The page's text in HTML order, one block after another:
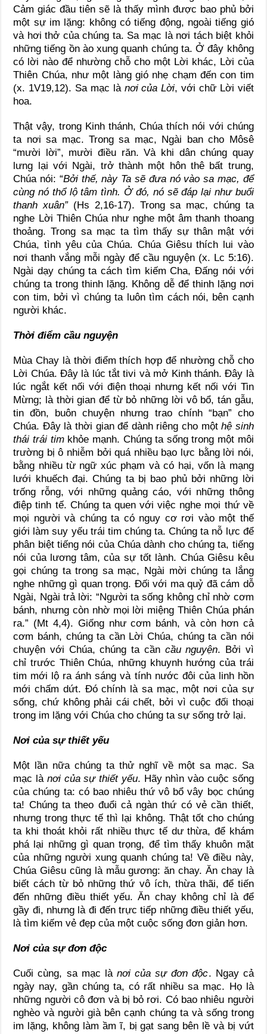
Cảm giác đầu tiên sẽ là thấy mình được bao phủ bởi
một sự im lặng: không có tiếng động, ngoài tiếng gió
và hơi thở của chúng ta. Sa mạc là nơi tách biệt khỏi
những tiếng ồn ào xung quanh chúng ta. Ở đây không
có lời nào để nhường chỗ cho một Lời khác, Lời của
Thiên Chúa, như một làng gió nhẹ chạm đến con tim
(x. 1V19,12). Sa mạc là nơi của Lời, với chữ Lời viết
hoa.
Thật vậy, trong Kinh thánh, Chúa thích nói với chúng
ta nơi sa mạc. Trong sa mạc, Ngài ban cho Môsê
“mười lời”, mười điều răn. Và khi dân chúng quay
lưng lại với Ngài, trở thành một hôn thê bất trung,
Chúa nói: “Bởi thế, này Ta sẽ đưa nó vào sa mạc, để
cùng nó thổ lộ tâm tình. Ở đó, nó sẽ đáp lại như buổi
thanh xuân” (Hs 2,16-17). Trong sa mạc, chúng ta
nghe Lời Thiên Chúa như nghe một âm thanh thoang
thoảng. Trong sa mạc ta tìm thấy sự thân mật với
Chúa, tình yêu của Chúa. Chúa Giêsu thích lui vào
nơi thanh vắng mỗi ngày để cầu nguyện (x. Lc 5:16).
Ngài dạy chúng ta cách tìm kiếm Cha, Đấng nói với
chúng ta trong thinh lặng. Không dễ để thinh lặng nơi
con tim, bởi vì chúng ta luôn tìm cách nói, bên cạnh
người khác.
Thời điểm cầu nguyện
Mùa Chay là thời điểm thích hợp để nhường chỗ cho
Lời Chúa. Đây là lúc tắt tivi và mở Kinh thánh. Đây là
lúc ngắt kết nối với điện thoại nhưng kết nối với Tin
Mừng; là thời gian để từ bỏ những lời vô bổ, tán gẫu,
tin đồn, buôn chuyện nhưng trao chính “bạn” cho
Chúa. Đây là thời gian để dành riêng cho mộthệ sinh
thái trái timkhỏe mạnh. Chúng ta sống trong một môi
trường bị ô nhiễm bởi quá nhiều bạo lực bằng lời nói,
bằng nhiều từ ngữ xúc phạm và có hại, vốn là mạng
lưới khuếch đại. Chúng ta bị bao phủ bởi những lời
trống rỗng, với những quảng cáo, với những thông
điệp tinh tế. Chúng ta quen với việc nghe mọi thứ về
mọi người và chúng ta có nguy cơ rơi vào một thế
giới làm suy yếu trái tim chúng ta. Chúng ta nỗ lực để
phân biệt tiếng nói của Chúa dành cho chúng ta, tiếng
nói của lương tâm, của sự tốt lành. Chúa Giêsu kêu
gọi chúng ta trong sa mạc, Ngài mời chúng ta lắng
nghe những gì quan trọng. Đối với ma quỷ đã cám dỗ
Ngài, Ngài trả lời: “Người ta sống không chỉ nhờ cơm
bánh, nhưng còn nhờ mọi lời miệng Thiên Chúa phán
ra.” (Mt 4,4). Giống như cơm bánh, và còn hơn cả
cơm bánh, chúng ta cần Lời Chúa, chúng ta cần nói
chuyện với Chúa, chúng ta cần cầu nguyện. Bởi vì
chỉ trước Thiên Chúa, những khuynh hướng của trái
tim mới lộ ra ánh sáng và tính nước đôi của linh hồn
mới chấm dứt. Đó chính là sa mạc, một nơi của sự
sống, chứ không phải cái chết, bởi vì cuộc đối thoại
trong im lặng với Chúa cho chúng ta sự sống trở lại.
Nơi của sự thiết yếu
Một lần nữa chúng ta thử nghĩ về một sa mạc. Sa
mạc là nơi của sự thiết yếu. Hãy nhìn vào cuộc sống
của chúng ta: có bao nhiêu thứ vô bổ vây bọc chúng
ta! Chúng ta theo đuổi cả ngàn thứ có vẻ cần thiết,
nhưng trong thực tế thì lại không. Thật tốt cho chúng
ta khi thoát khỏi rất nhiều thực tế dư thừa, để khám
phá lại những gì quan trọng, để tìm thấy khuôn mặt
của những người xung quanh chúng ta! Về điều này,
Chúa Giêsu cũng là mẫu gương: ăn chay. Ăn chay là
biết cách từ bỏ những thứ vô ích, thừa thãi, để tiến
đến những điều thiết yếu. Ăn chay không chỉ là để
gầy đi, nhưng là đi đến trực tiếp những điều thiết yếu,
là tìm kiếm vẻ đẹp của một cuộc sống đơn giản hơn.
Nơi của sự đơn độc
Cuối cùng, sa mạc là nơi của sự đơn độc. Ngay cả
ngày nay, gần chúng ta, có rất nhiều sa mạc. Họ là
những người cô đơn và bị bỏ rơi. Có bao nhiêu người
nghèo và người già bên cạnh chúng ta và sống trong
im lặng, không làm ầm ĩ, bị gạt sang bên lề và bị vứt